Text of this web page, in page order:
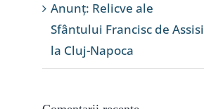
Anunț: Relicve ale
Sfântului Francisc de Assisi
la Cluj-Napoca